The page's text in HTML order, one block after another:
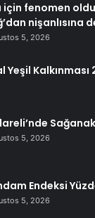
için fenomen
nişanlısına
5, 2026
Yeşil Kalkınması
Sağanak
5, 2026
Endeksi
5, 2026